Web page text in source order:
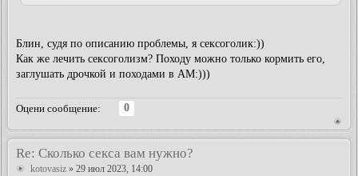
Блин, судя по описанию проблемы, я сексоголик:))
Как же лечить сексоголизм? Походу можно только кормить его,
заглушать дрочкой и походами в АМ:)))
Оцени сообщение:
0
Re: Сколько секса вам нужно?
kotovasiz » 29 июл 2023, 14:00